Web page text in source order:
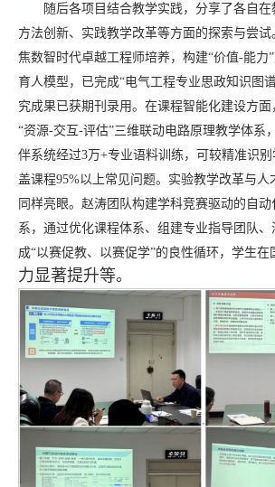
随后各项目结合教学实践，分享了各自
方法创新、实践教学改革等方面的探索与尝
焦数智时代卓越工程师培养，构建“价值-能力
育人模型，已完成“电气工程专业思政知识图
究成果已获期刊录用。在课程智能化建设方
“资源-交互-评估”三维联动电路原理教学体系
伴系统经过3万+专业语料训练，可较精准识
盖课程95%以上常见问题。实验教学改革与
同样亮眼。赵涛团队构建学科竞赛驱动的自
系，通过优化课程体系、组建专业指导团队
成“以赛促教、以赛促学”的良性循环，学生
力显著提升等。